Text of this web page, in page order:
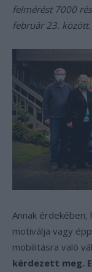
felmérést 7000
február 23. között.
Annak
motiválja vagy
mobilitásra való
kérdezett meg.